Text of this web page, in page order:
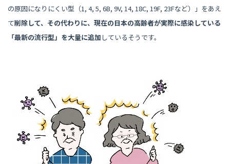
の原因になりにくい型（1, 4, 5, 6B, 9V, 14, 18C, 19F, 23Fなど）」をあえ
て削除して、その代わりに、現在の日本の高齢者が実際に感染している
「最新の流行型」を大量に追加 しているそうです。